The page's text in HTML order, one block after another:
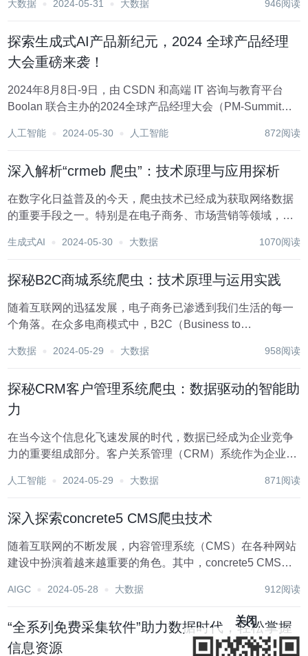
爬上作为一款在B2B（Business to Business，企业对企业）
大数据 2024-05-31 大数据 946阅读
探索生成式AI产品新纪元，2024 全球产品经理
大会重磅来袭！
2024年8月8日-9日，由 CSDN 和高端 IT 咨询与教育平台
Boolan 联合主办的2024全球产品经理大会（PM-Summit）
2009年，至今已有15年行业积累和开拓，作为全球产品创新
人工智能 2024-05-30 人工智能 872阅读
深入解析“crmeb 爬虫”：技术原理与应用探析
在数字化日益普及的今天，爬虫技术已经成为获取网络数据
的重要手段之一。特别是在电子商务、市场营销等领域，通
策支持。而“crmeb 爬虫”作为近期备受关注的技术话题，其
生成式AI 2024-05-30 大数据 1070阅读
探秘B2C商城系统爬虫：技术原理与运用实践
随着互联网的迅猛发展，电子商务已渗透到我们生活的每一
个角落。在众多电商模式中，B2C（Business to
捷的购物体验而备受青睐。然而，这一繁荣的市场背后，也
大数据 2024-05-29 大数据 958阅读
探秘CRM客户管理系统爬虫：数据驱动的智能助
力
在当今这个信息化飞速发展的时代，数据已经成为企业竞争
力的重要组成部分。客户关系管理（CRM）系统作为企业管
大程度上取决于数据的准确性与完整性。然而，随着企业规
人工智能 2024-05-29 大数据 871阅读
深入探索concrete5 CMS爬虫技术
随着互联网的不断发展，内容管理系统（CMS）在各种网站
建设中扮演着越来越重要的角色。其中，concrete5 CMS以
时，网络爬虫也针对CMS平台展现出越来越高的活跃度，它
AIGC 2024-05-28 大数据 912阅读
“全系列免费采集软件”助力数据时代，轻松掌握
信息资源
关闭